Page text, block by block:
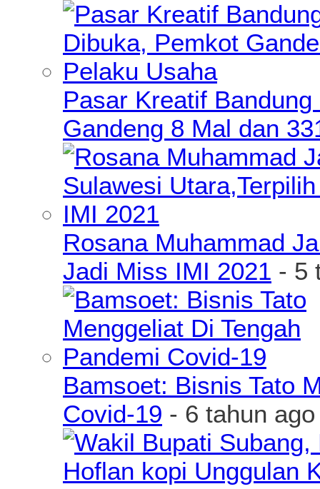
Pasar Kreatif
Gandeng 8 Mal dan
Rosana Muhammad
Jadi Miss IMI 2021 - 5
Bamsoet: Bisnis Tato
Covid-19 - 6 tahun ago